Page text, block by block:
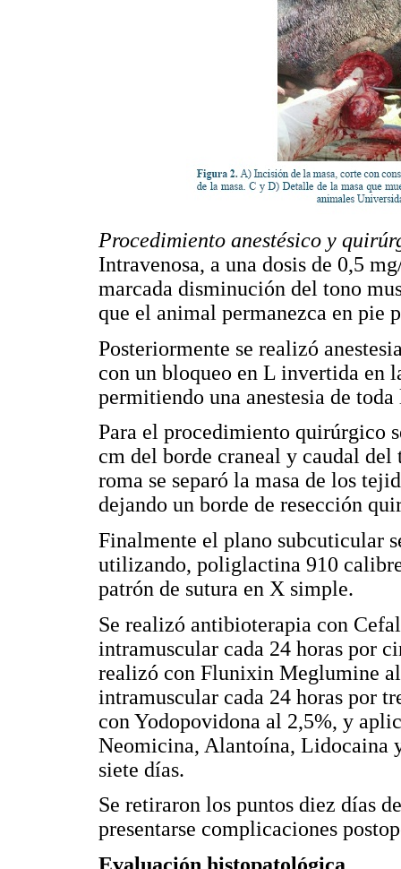
Procedimiento anestésico y
Intravenosa, a una dosis de 0,5
marcada disminución del tono
que el animal permanezca en pie
Posteriormente se realizó
con un bloqueo en L invertida en
permitiendo una anestesia de
Para el procedimiento quirúrgico
cm del borde craneal y caudal
roma se separó la masa de los
dejando un borde de resección
Finalmente el plano subcuticular
utilizando, poliglactina 910
patrón de sutura en X simple.
Se realizó antibioterapia con
intramuscular cada 24 horas por
realizó con Flunixin Meglumine
intramuscular cada 24 horas por
con Yodopovidona al 2,5%, y
Neomicina, Alantoína, Lidocaina
siete días.
Se retiraron los puntos diez días
presentarse complicaciones